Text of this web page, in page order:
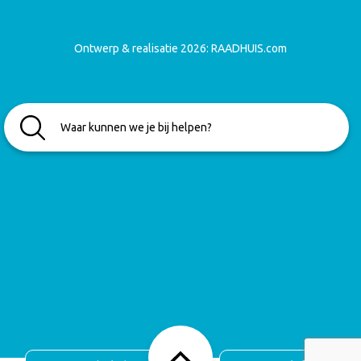
Ontwerp & realisatie 2026: RAADHUIS.com